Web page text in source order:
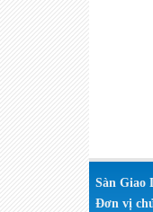
Sàn Giao
Đơn vị